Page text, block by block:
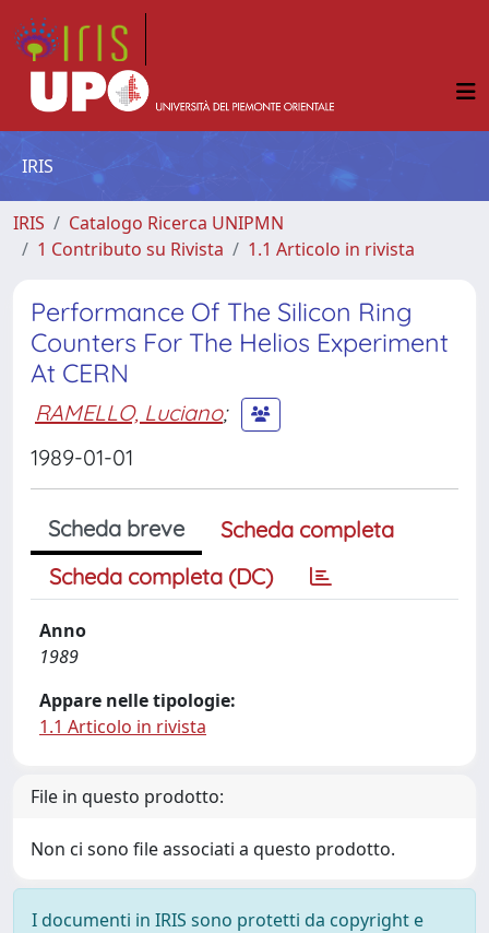
IRIS
IRIS
Catalogo Ricerca UNIPMN
1 Contributo su Rivista
1.1 Articolo in rivista
Performance Of The Silicon Ring
Counters For The Helios Experiment
At CERN
RAMELLO, Luciano;
1989-01-01
Scheda breve
Scheda completa
Scheda completa (DC)
Anno
1989
Appare nelle tipologie:
1.1 Articolo in rivista
File in questo prodotto:
Non ci sono file associati a questo prodotto.
I documenti in IRIS sono protetti da copyright e